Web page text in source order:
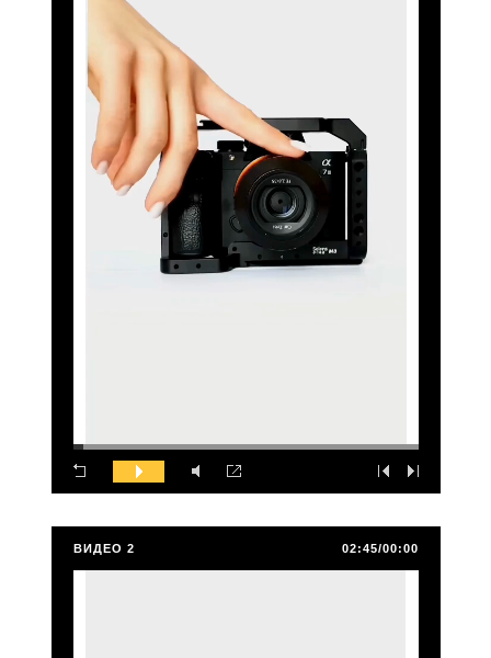
ВИДЕО 2 02:45/00:00